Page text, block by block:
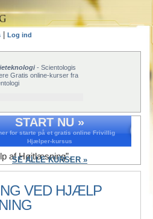
Log ind
- Scientologis
Gratis online-kurser fra
START NU »
for starte på et gratis online Frivillig
Hjælper-kursus
SE ALLE KURSER »
af Højtlæsning”.
VED HJÆLP